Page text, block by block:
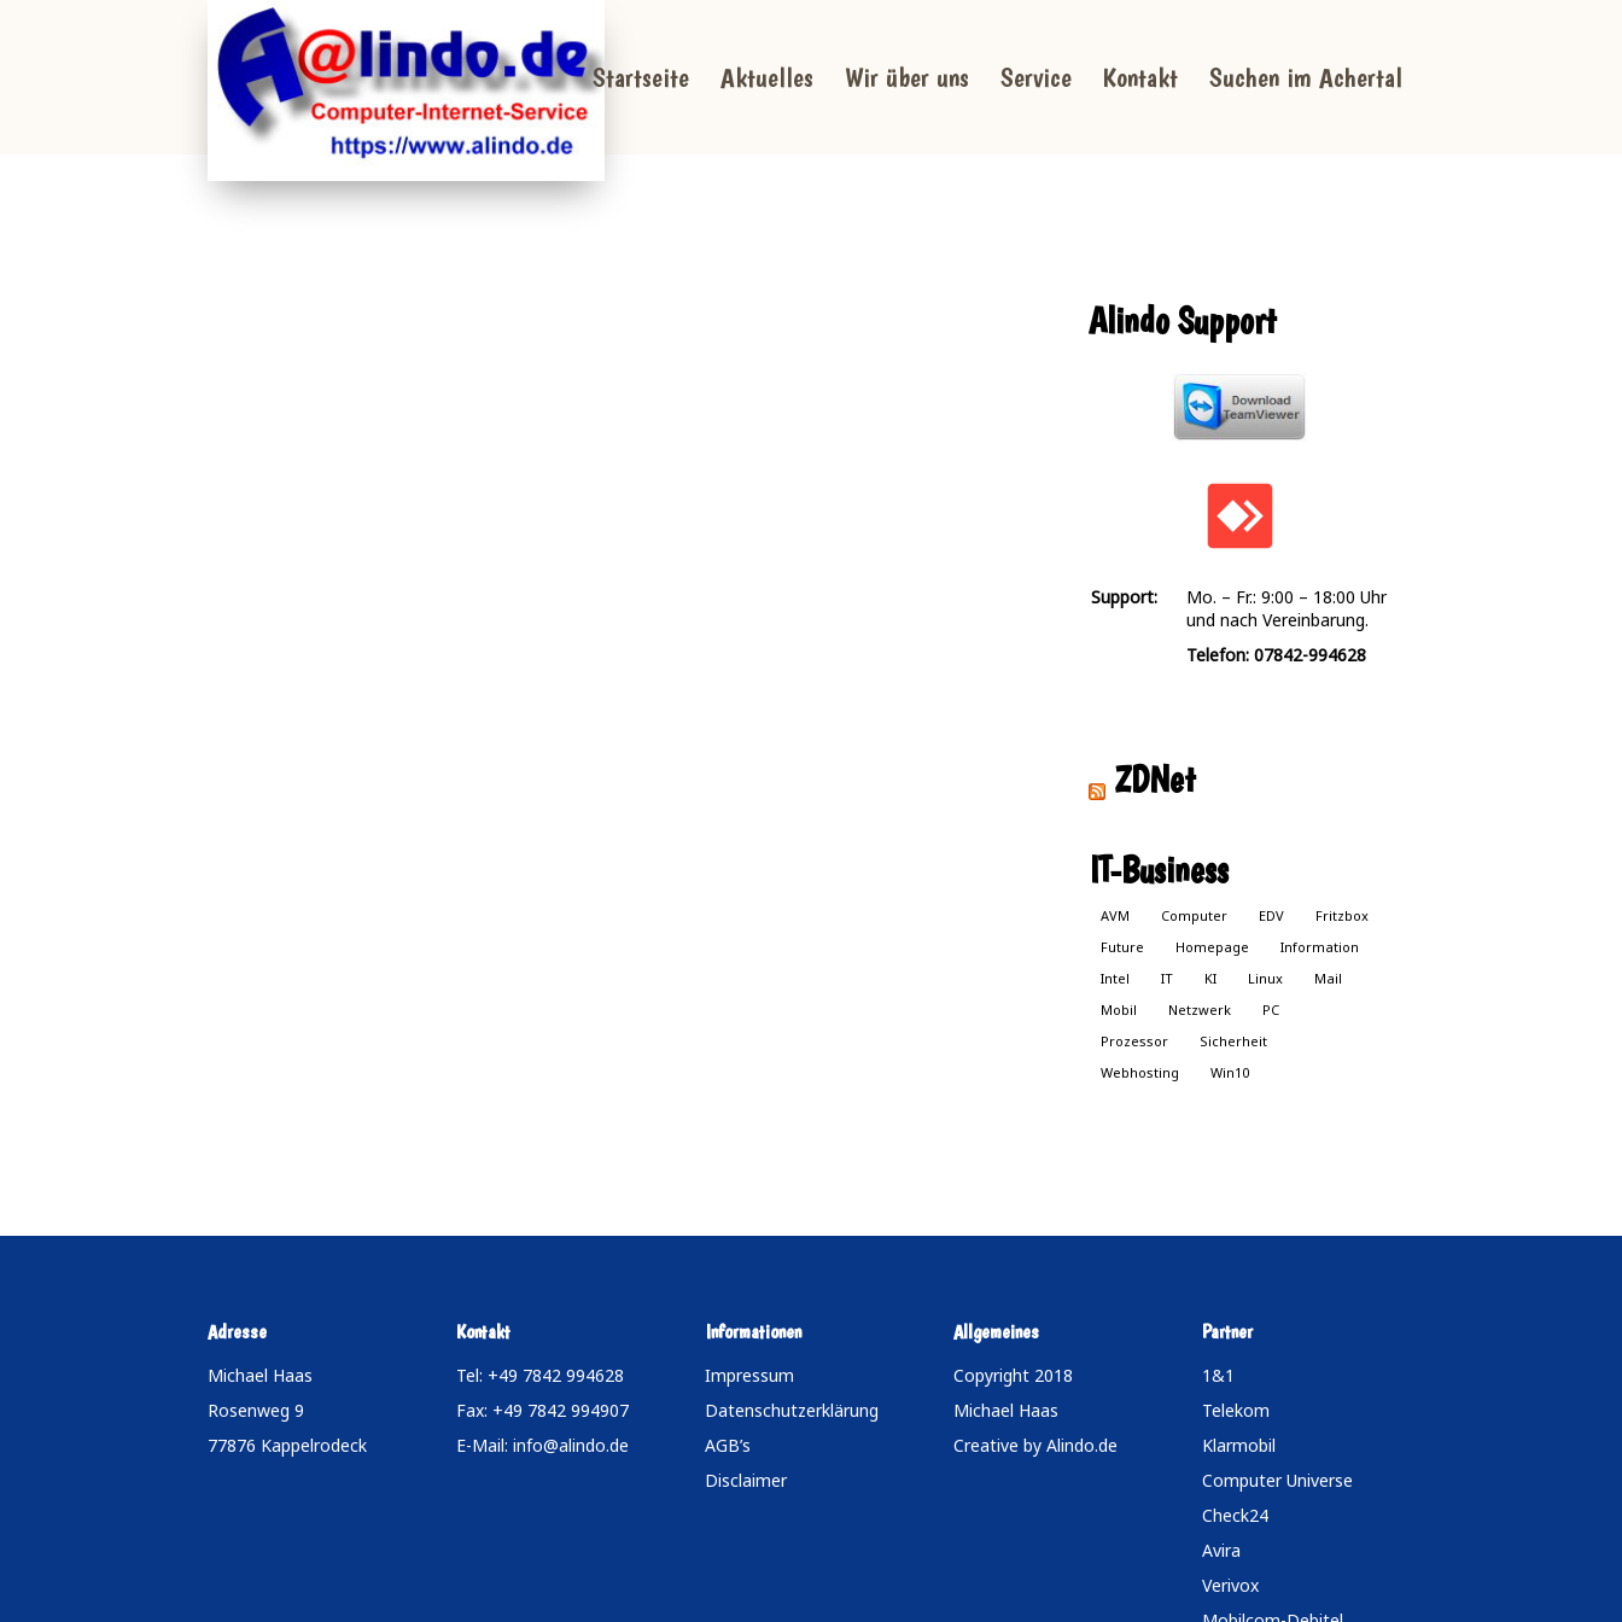
Startseite Aktuelles Wir über uns Service Kontakt Suchen im Achertal
Alindo Support
Support:
Mo. – Fr.: 9:00 – 18:00 Uhr
und nach Vereinbarung.
Telefon: 07842-994628
ZDNet
IT-Business
AVM Computer EDV
Fritzbox
Future
Homepage
Information
Intel
IT KI Linux
Mail
Mobil
Netzwerk
PC
Prozessor
Sicherheit
Webhosting
Win10
Adresse
Michael Haas
Rosenweg 9
77876 Kappelrodeck
Kontakt
Tel: +49 7842 994628
Fax: +49 7842 994907
E-Mail: info@alindo.de
Informationen
Impressum
Datenschutzerklärung
AGB’s
Disclaimer
Allgemeines
Copyright 2018
Michael Haas
Creative by Alindo.de
Partner
1&1
Telekom
Klarmobil
Computer Universe
Check24
Avira
Verivox